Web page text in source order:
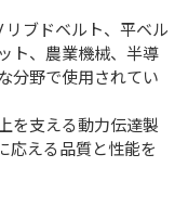
ブドベルト、平ベル
ト、農業機械、半導
分野で使用されてい
を支える動力伝達製
応える品質と性能を